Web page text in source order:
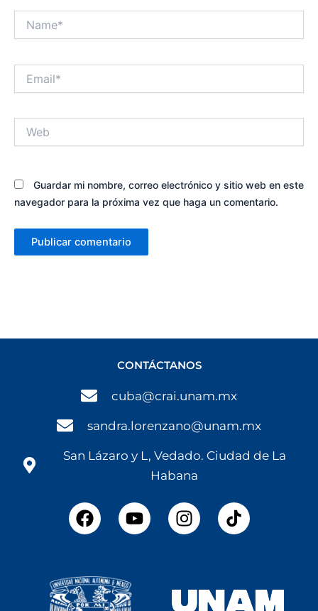
Guardar mi nombre, correo electrónico y sitio web en este
navegador para la próxima vez que haga un comentario.
CONTÁCTANOS
cuba@crai.unam.mx
sandra.lorenzano@unam.mx
San Lázaro y L, Vedado. Ciudad de La
Habana
F
a
b
o
Y
o
I
n
g